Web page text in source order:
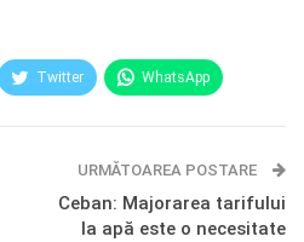
Twitter WhatsApp
URMĂTOAREA POSTARE
Ceban: Majorarea tarifului
la apă este o necesitate